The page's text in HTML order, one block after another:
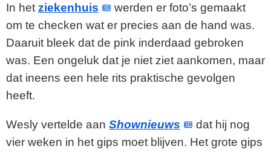
V
i
d
o
In het ziekenhuis
werden er foto’s gemaakt
om te checken wat er precies aan de hand was.
Daaruit bleek dat de pink inderdaad gebroken
was. Een ongeluk dat je niet ziet aankomen, maar
dat ineens een hele rits praktische gevolgen
heeft.
Wesly vertelde aan Shownieuws
dat hij nog
vier weken in het gips moet blijven. Het grote gips